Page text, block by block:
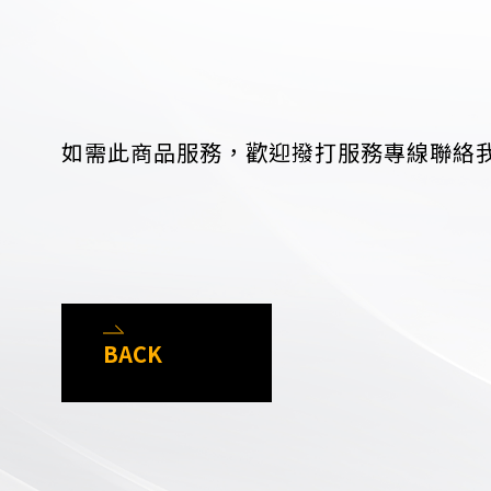
如需此商品服務，歡迎撥打服務專線聯絡
BACK